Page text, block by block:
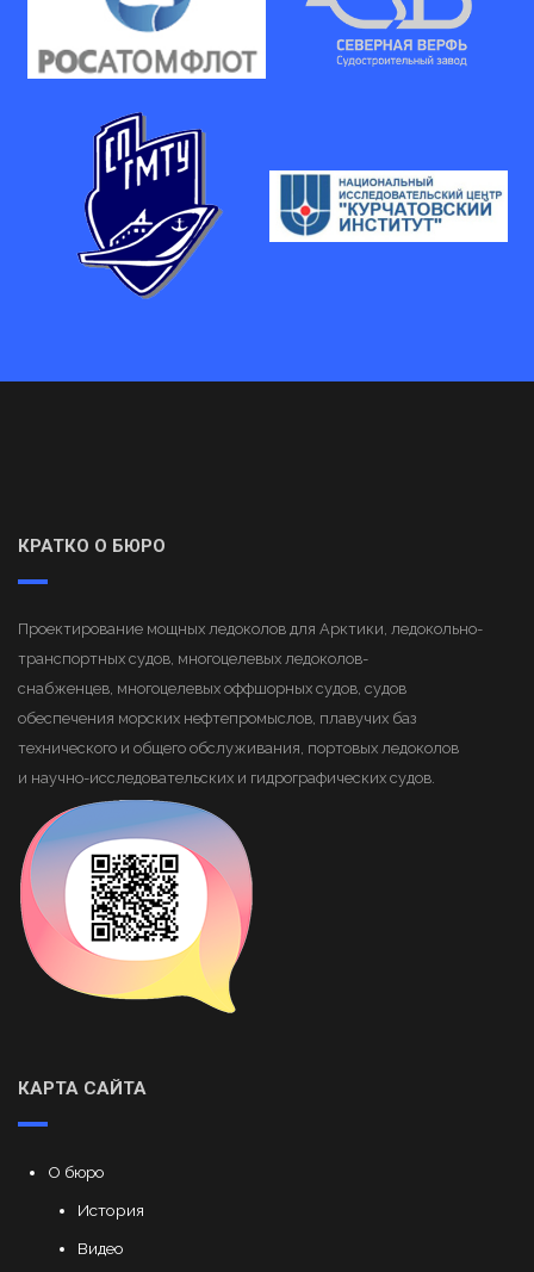
КРАТКО О БЮРО
Проектирование мощных ледоколов для Арктики, ледокольно-
транспортных судов, многоцелевых ледоколов-
снабженцев, многоцелевых оффшорных судов, судов
обеспечения морских нефтепромыслов, плавучих баз
технического и общего обслуживания, портовых ледоколов
и научно-исследовательских и гидрографических судов.
КАРТА САЙТА
О бюро
История
Видео